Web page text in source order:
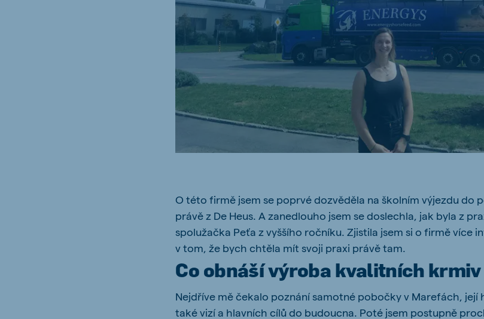
O této firmě jsem se poprvé dozvěděla na školním výjezdu do
právě z De Heus. A zanedlouho jsem se doslechla, jak byla z
spolužačka Peťa z vyššího ročníku. Zjistila jsem si o firmě více
v tom, že bych chtěla mít svoji praxi právě tam.
Co obnáší výroba kvalitních krmiv
Nejdříve mě čekalo poznání samotné pobočky v Marefách, její
také vizí a hlavních cílů do budoucna. Poté jsem postupně
English
Ethiopia (Koudijs)
English
Ukraine (Koudijs)
Ukrainian
Russia
Russian